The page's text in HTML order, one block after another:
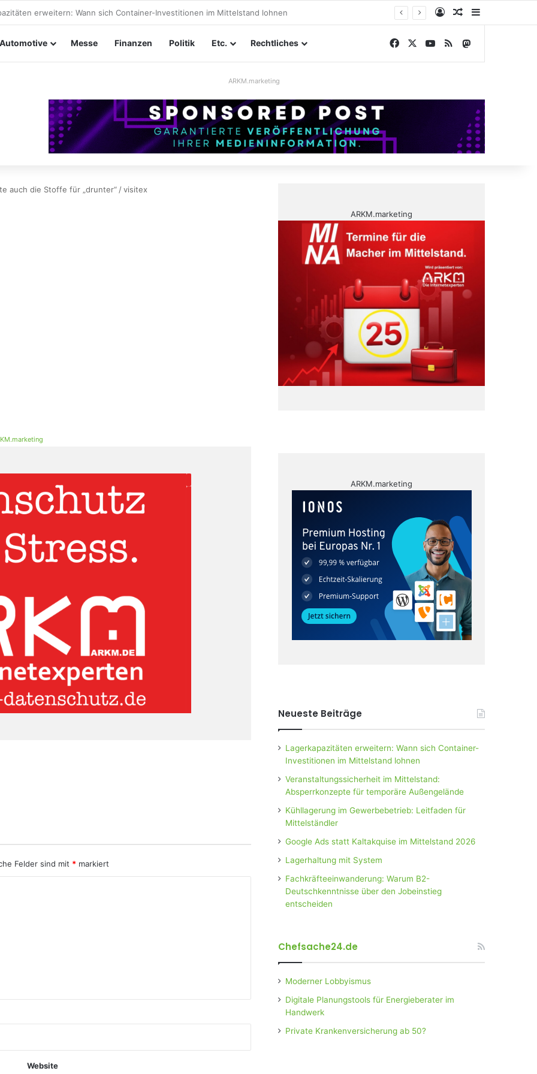
im Mittelstand: Absperrkonzepte für temporäre Außengelände AnmeldenZufälliger
Automotive Messe Finanzen Politik Etc. Rechtliches Facebook YouTube
RSS
ARKM.marketing
auch die Stoffe für „drunter“ /visitex
Felder sind mit * markiert
Website
ARKM.marketing
ARKM.marketing
Neueste Beiträge
Lagerkapazitäten erweitern: Wann sich Container-
Investitionen im Mittelstand lohnen
Veranstaltungssicherheit im Mittelstand:
Absperrkonzepte für temporäre Außengelände
Kühllagerung im Gewerbebetrieb: Leitfaden für
Mittelständler
Google Ads statt Kaltakquise im Mittelstand 2026
Lagerhaltung mit System
Fachkräfteeinwanderung: Warum B2-
Deutschkenntnisse über den Jobeinstieg
entscheiden
Chefsache24.de
Moderner Lobbyismus
Digitale Planungstools für Energieberater im
Handwerk
Private Krankenversicherung ab 50?